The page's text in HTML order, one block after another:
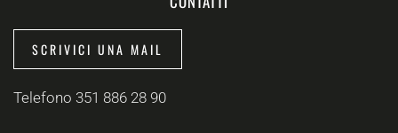
SCRIVICI UNA MAIL
Telefono 351 886 28 90